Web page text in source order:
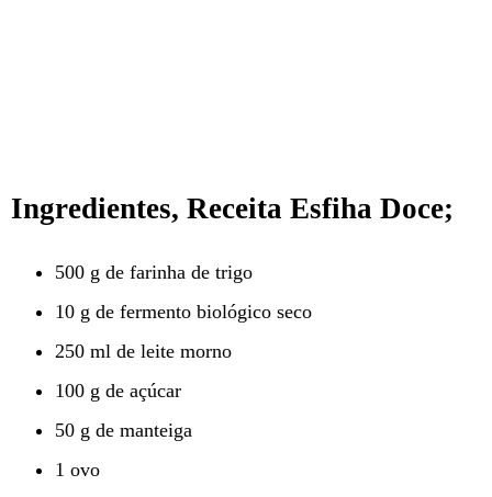
Ingredientes, Receita Esfiha Doce;
500 g de farinha de trigo
10 g de fermento biológico seco
250 ml de leite morno
100 g de açúcar
50 g de manteiga
1 ovo